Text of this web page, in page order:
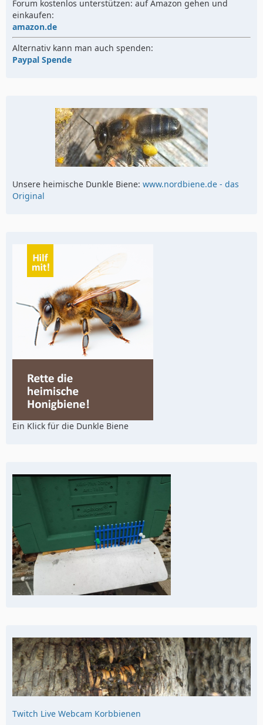
Forum kostenlos unterstützen: auf Amazon gehen und
einkaufen:
amazon.de
Alternativ kann man auch spenden:
Paypal Spende
Unsere heimische Dunkle Biene: www.nordbiene.de - das
Original
Ein Klick für die Dunkle Biene
Twitch Live Webcam Korbbienen